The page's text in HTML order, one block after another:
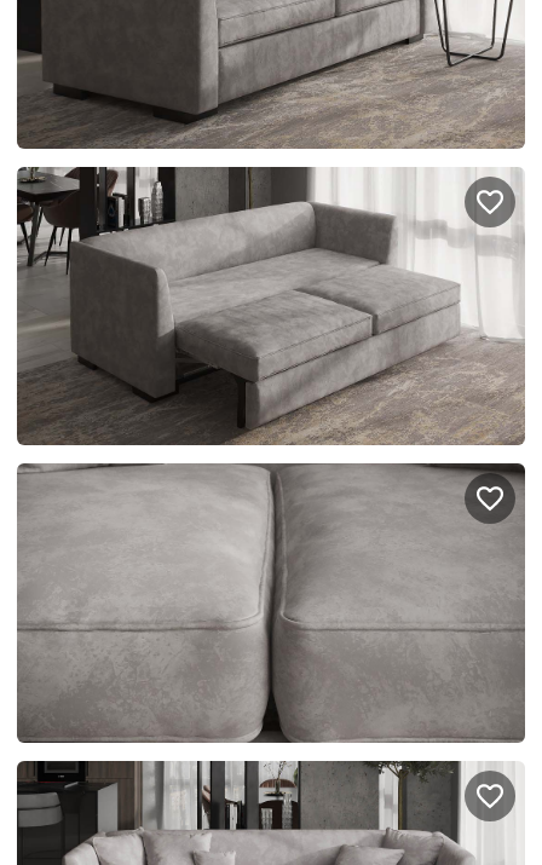
Отзывы
Москва и МО
Санкт-Петербург
Казань
© 1996-2026 Фабрика мебели «Стильные Кухни»
Правовая информация Поддержка сайта